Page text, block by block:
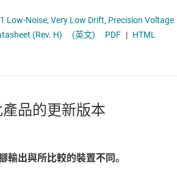
Low-Noise, Very Low Drift, Precision Voltage
(Rev. H)
(英文) PDF | HTML
品的更新版本
輸出與所比較的裝置不同。